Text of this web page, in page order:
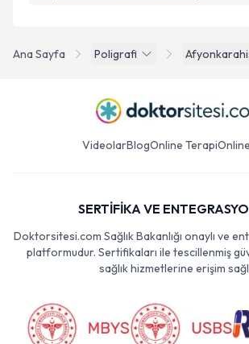
Ana Sayfa Poligrafi
VideolarBlogOnline Terapi
SERTİFİKA VE
Doktorsitesi.com Sağlık Bakanlığı onaylı ve
platformudur. Sertifikaları ile tescillenmiş
sağlık hizmetlerine erişim